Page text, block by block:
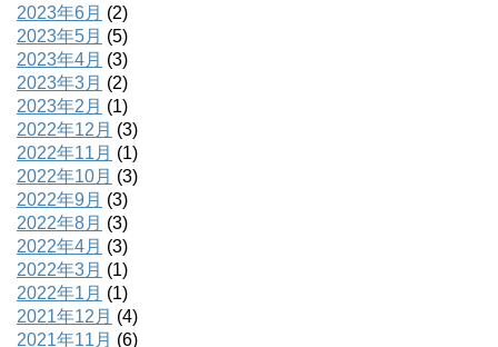
2023年6月 (2)
2023年5月 (5)
2023年4月 (3)
2023年3月 (2)
2023年2月 (1)
2022年12月 (3)
2022年11月 (1)
2022年10月 (3)
2022年9月 (3)
2022年8月 (3)
2022年4月 (3)
2022年3月 (1)
2022年1月 (1)
2021年12月 (4)
2021年11月 (6)